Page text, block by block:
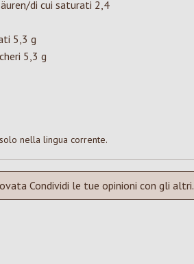
di cui saturati 2,4
5,3 g
5,3 g
nella lingua corrente.
Condividi le tue opinioni con gli altri.